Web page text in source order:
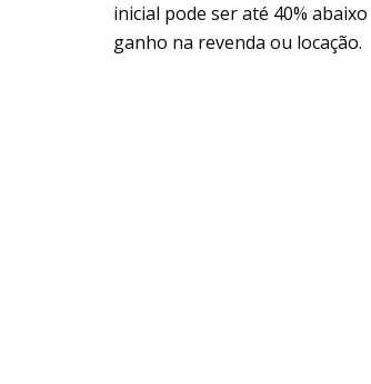
inicial pode ser até 40%
ganho na revenda ou locação.